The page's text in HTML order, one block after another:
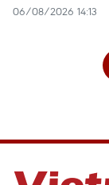
06/08/2026 14:13